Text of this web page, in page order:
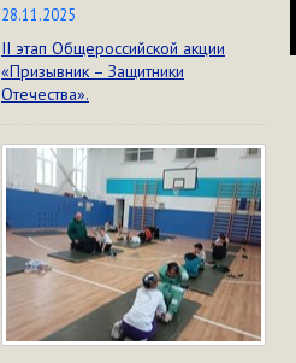
28.11.2025
II этап Общероссийской акции
«Призывник – Защитники
Отечества».